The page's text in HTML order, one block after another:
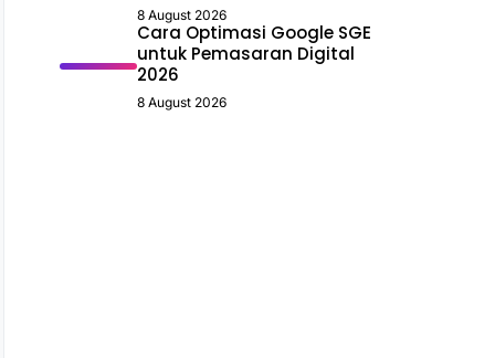
8 August 2026
Cara Optimasi Google SGE
untuk Pemasaran Digital
2026
8 August 2026